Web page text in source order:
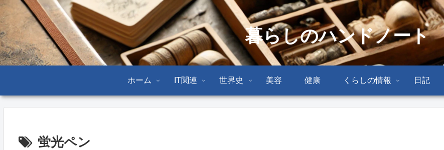
暮らしのハンドノート
ホーム IT関連 世界史 美容 健康 くらしの情報 日記
蛍光ペン